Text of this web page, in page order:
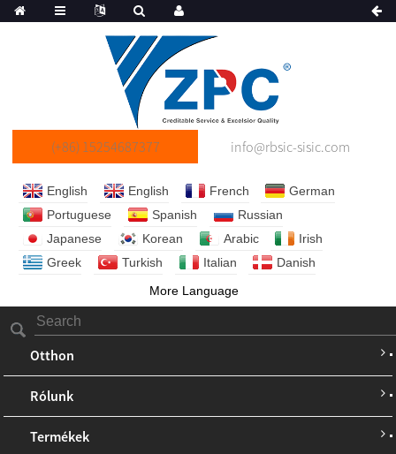
(+86) 15254687377 info@rbsic-sisic.com
English English French
German
Portuguese
Spanish
Russian
Japanese
Korean Arabic
Irish
Greek
Turkish Italian
Danish
More Language
Otthon
Rólunk
Termékek